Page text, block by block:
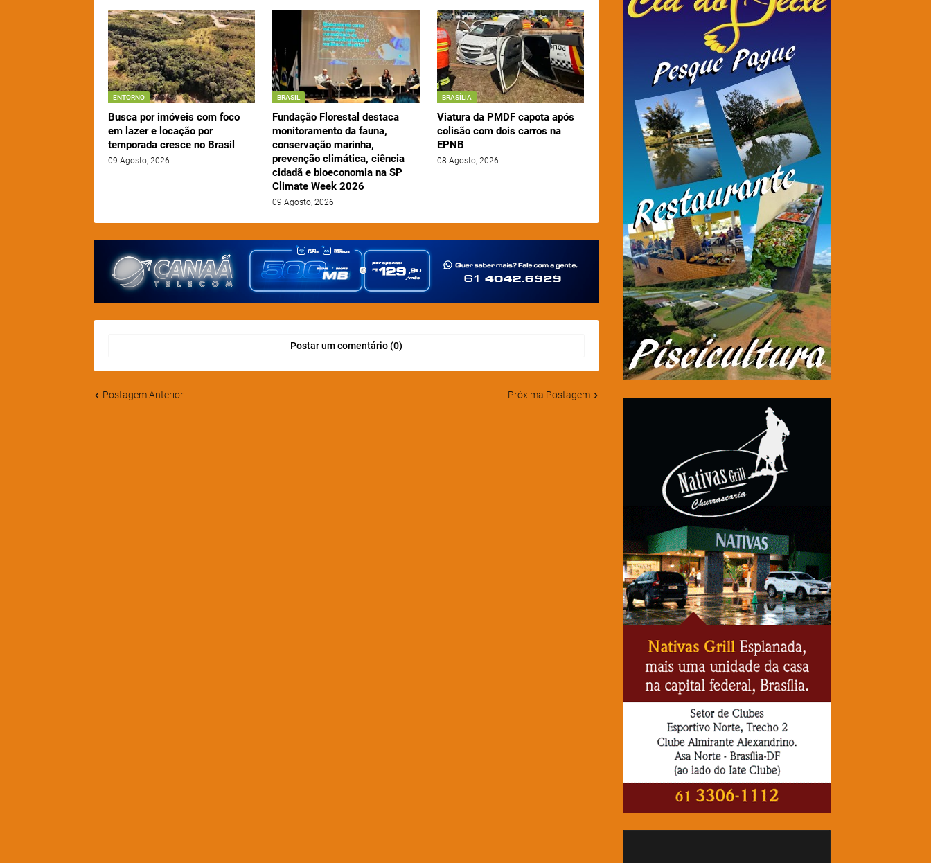
ENTORNO
Busca por imóveis com foco
em lazer e locação por
temporada cresce no Brasil
09 Agosto, 2026
BRASIL
Fundação Florestal destaca
monitoramento da fauna,
conservação marinha,
prevenção climática, ciência
cidadã e bioeconomia na SP
Climate Week 2026
09 Agosto, 2026
BRASÍLIA
Viatura da PMDF capota após
colisão com dois carros na
EPNB
08 Agosto, 2026
Postar um comentário (0)
Postagem Anterior Próxima Postagem